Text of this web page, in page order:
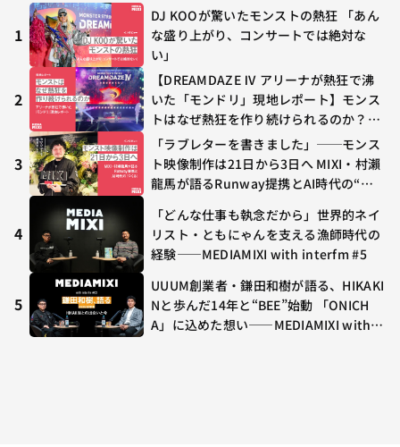
1
DJ KOOが驚いたモンストの熱狂 「あん
な盛り上がり、コンサートでは絶対な
い」
2
【DREAMDAZE Ⅳ アリーナが熱狂で沸
いた「モンドリ」現地レポート】モンス
トはなぜ熱狂を作り続けられるのか？コ
ラボ初の“真獣神化”やDJ KOO、てつ
や、兎田ぺこら、壱百満天原サロメらも
集結
3
「ラブレターを書きました」──モンス
ト映像制作は21日から3日へ MIXI・村瀨
龍馬が語るRunway提携とAI時代の“つ
4
「どんな仕事も執念だから」世界的ネイ
リスト・ともにゃんを支える漁師時代の
経験——MEDIAMIXI with interfm #5
5
UUUM創業者・鎌田和樹が語る、HIKAKI
Nと歩んだ14年と“BEE”始動 「ONICH
A」に込めた想い——MEDIAMIXI with in